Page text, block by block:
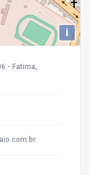
i
- Fatima,